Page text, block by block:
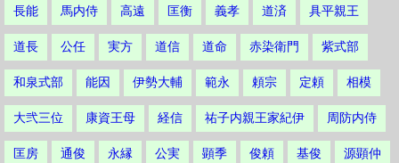
長能 馬内侍 高遠 匡衡 義孝 道済 具平親王
道長 公任 実方 道信 道命 赤染衛門 紫式部
和泉式部 能因 伊勢大輔 範永 頼宗 定頼 相模
大弐三位 康資王母 経信 祐子内親王家紀伊 周防内侍
匡房 通俊 永縁 公実 顕季 俊頼 基俊 源顕仲